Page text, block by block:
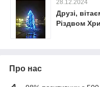
28.12.2024
Друзі,
Різдвом
Про нас